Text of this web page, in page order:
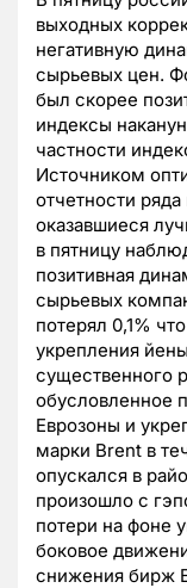
выходных
негативную
сырьевых цен.
был скорее
индексы
частности
Источником
отчетности
оказавшиеся
в пятницу
позитивная
сырьевых
потерял 0,1%
укрепления
существенного
обусловленное
Еврозоны и
марки Brent в
опускался в
произошло с
потери на фоне
боковое
снижения бирж